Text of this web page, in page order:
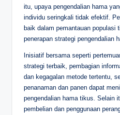
itu, upaya pengendalian hama
individu seringkali tidak efektif.
baik dalam pemantauan populasi
penerapan strategi pengendalian
Inisiatif bersama seperti
strategi terbaik, pembagian
dan kegagalan metode tertentu,
penanaman dan panen dapat
pengendalian hama tikus. Selain
pembelian dan penggunaan